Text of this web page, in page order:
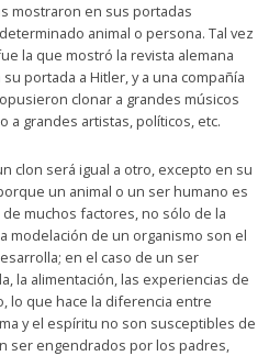
mostraron en sus portadas
animal o persona. Tal vez
la que mostró la revista alemana
portada a Hitler, y a una compañía
clonar a grandes músicos
a grandes artistas, políticos, etc.
clon será igual a otro, excepto en su
un animal o un ser humano es
muchos factores, no sólo de la
modelación de un organismo son el
en el caso de un ser
la alimentación, las experiencias de
lo que hace la diferencia entre
y el espíritu no son susceptibles de
ser engendrados por los padres,